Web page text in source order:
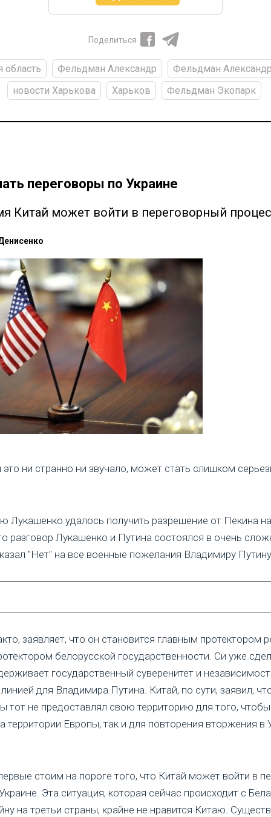
Поделиться
область Фельдман Александр
Фельдман
новости Харькова
Харьков Фельдман Экопарк
переговоры по Украине
Китай может войти в переговорный
ни странно ни звучало, может стать слишком
Лукашенко удалось получить разрешение от Пекина
разговор Лукашенко и Путина состоялся в очень
"Нет" на все военные пожелания Владимиру
заявляет, что он становится главным протектором
белорусской государственности. Си уже
государственный суверенитет и
для Владимира Путина. Китай, по сути, заявил,
тот не предоставлял свою территорию для того,
территории Европы, так и для повторения вторжения в
стоим на пороге того, что Китай может войти в
Эта ситуация, которая сейчас происходит с
на третьи страны, крайне не нравится Китаю.